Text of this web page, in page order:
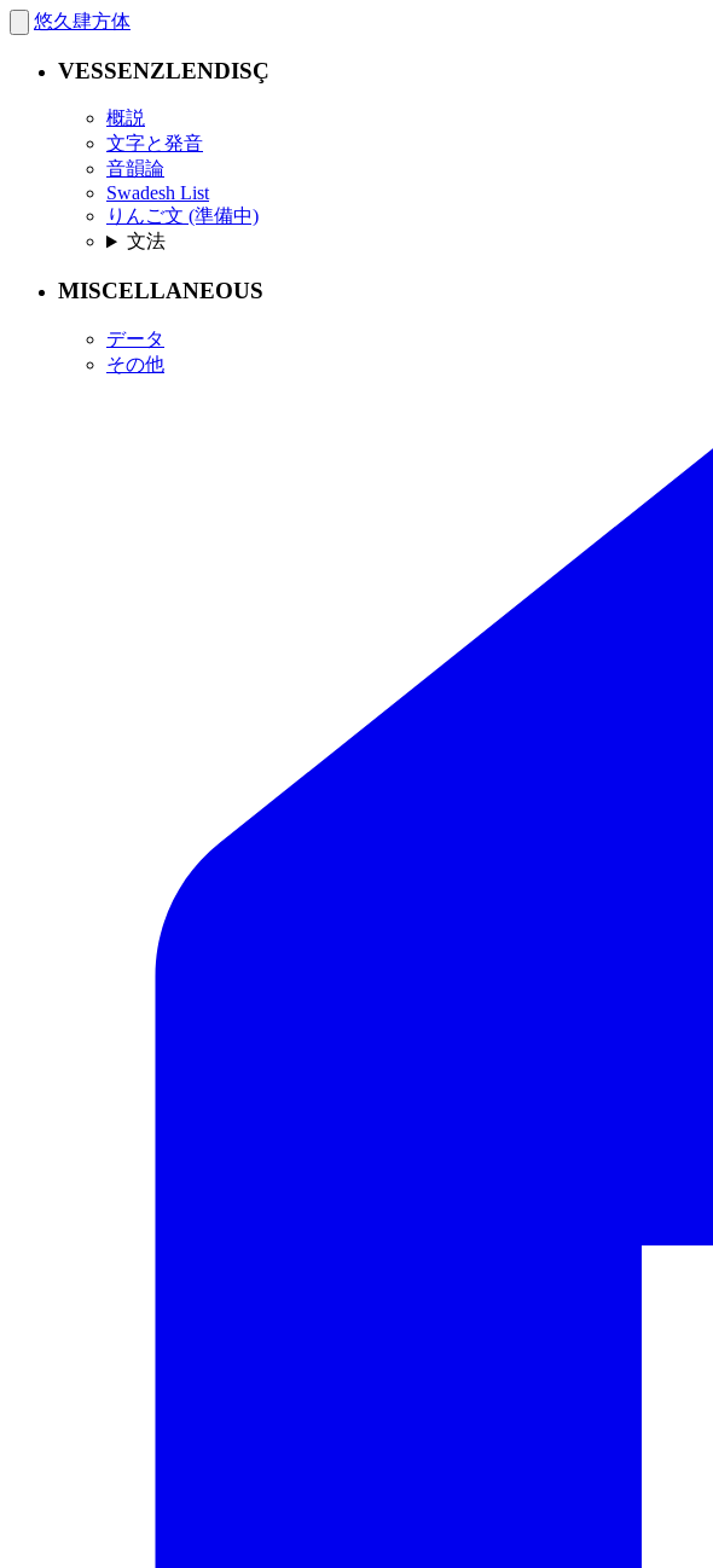
悠久肆方体
VESSENZLENDISÇ
概説
文字と発音
音韻論
Swadesh List
りんご文 (準備中)
文法
MISCELLANEOUS
データ
その他